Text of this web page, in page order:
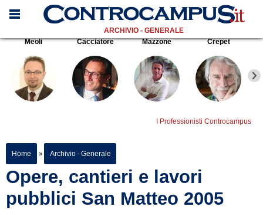
ARCHIVIO - GENERALE
Meoli
Cacciatore Mazzone Crepet
I Professionisti Controcampus
Home » Archivio - Generale
Opere, cantieri e lavori
pubblici San Matteo 2005